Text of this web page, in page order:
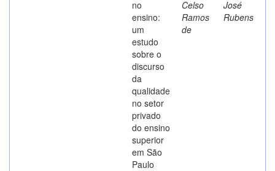
no
ensino:
um
estudo
sobre o
discurso
da
qualidade
no setor
privado
do ensino
superior
em São
Paulo
Celso
Ramos
de
José
Rubens